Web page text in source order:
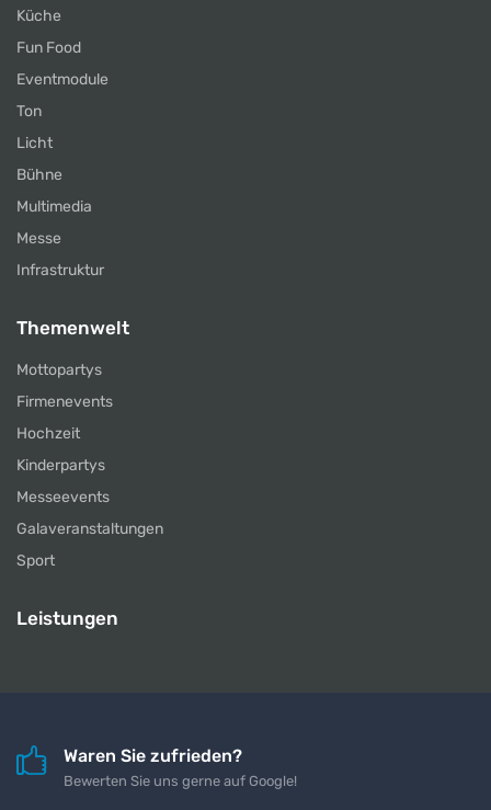
Küche
Fun Food
Eventmodule
Ton
Licht
Bühne
Multimedia
Messe
Infrastruktur
Themenwelt
Mottopartys
Firmenevents
Hochzeit
Kinderpartys
Messeevents
Galaveranstaltungen
Sport
Leistungen
Waren Sie zufrieden?
Bewerten Sie uns gerne auf Google!